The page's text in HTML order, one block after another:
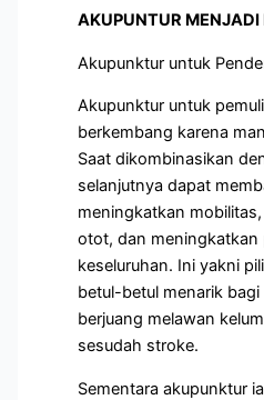
AKUPUNTUR
Akupunktur untuk
Akupunktur untuk
berkembang karena
Saat dikombinasikan
selanjutnya dapat
meningkatkan
otot, dan meningkatkan
keseluruhan. Ini yakni
betul-betul menarik
berjuang melawan
sesudah stroke.
Sementara akupunktur